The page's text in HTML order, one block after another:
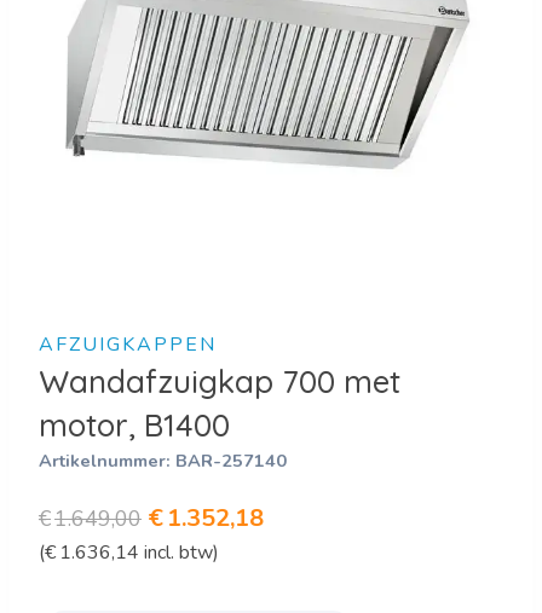
AFZUIGKAPPEN
Wandafzuigkap 700 met
motor, B1400
Artikelnummer: BAR-257140
€1.649,00 Oorspronkelijke
prijs
€1.352,18Huidige
(€ 1.636,14 incl. btw)